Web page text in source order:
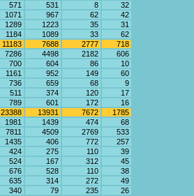
571 531 8
32
1071 967 62
42
1289 1223 35
31
1184 1089 33
62
11183 7688 2777
718
7286 4498 2182
606
700 604 86
10
1161 952 149
60
736 659 68
9
511 374 120
17
789 601 172
16
23388 13931 7672
1785
1981 1439 474
68
7811 4509 2769
533
1435 406 772
257
424 275 110
39
524 167 312
45
676 528 110
38
635 314 272
49
340 79 235
26